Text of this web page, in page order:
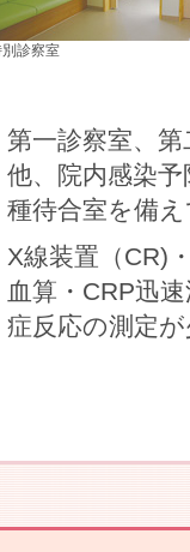
診察室
第一診察室、
他、院内感染
種待合室を備
X線装置（CR)
血算・CRP迅
症反応の測定